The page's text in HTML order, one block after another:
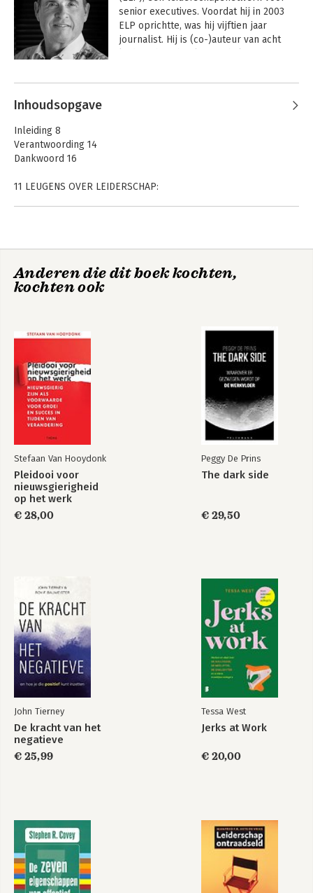
senior executives. Voordat hij in 2003
ELP oprichtte, was hij vijftien jaar
journalist. Hij is (co-)auteur van acht
lekker eten en goede wijn.
Andere boeken door Twan van de
Kerkhof
Misleid - 11 leugens
over leiderschap
Inhoudsopgave
Inleiding 8
Verantwoording 14
Dankwoord 16
11 LEUGENS OVER LEIDERSCHAP:
5. Leiders kunnen alles 98
6. Leiders bepalen het succes van de organisatie 120
10. Leiders zijn graaiers 174
EPILOOG
➜ Hoe word je leider? 206
➜ Wat maakt leiders effectief? 209
➜ Hoe blijven leiders effectief? 213
Aanbevolen boeken over leiders en leiderschap 216
Register 220
Anderen die dit boek kochten,
kochten ook
Stefaan Van Hooydonk
Pleidooi voor
nieuwsgierigheid
op het werk
€ 28,00
Peggy De Prins
The dark side
€ 29,50
John Tierney
De kracht van het
negatieve
€ 25,99
Tessa West
Jerks at Work
€ 20,00